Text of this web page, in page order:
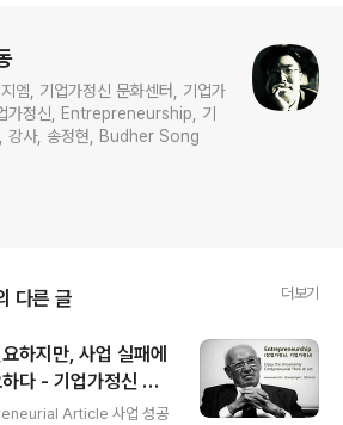
엠, 기업가정신 문화센터, 기업가
가정신, Entrepreneurship, 기
, 강사, 송정현, Budher Song
다른 글 더보기
하지만, 사업 실패에
다 - 기업가정신 세
Article 사업 성공